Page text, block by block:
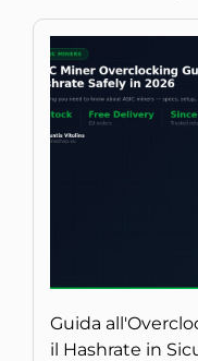
Guida
il Hashrate in